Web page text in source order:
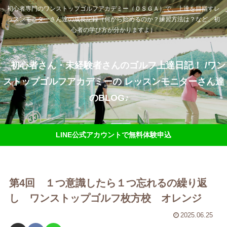
初心者専門のワンストップゴルフアカデミー（ＯＳＧＡ）で、上達を目指すレ
ッスンモニターさん達の成長記録（何から始めるのか？練習方法は？など、初
心者の学び方が分かりますよ）
初心者さん・未経験者さんのゴルフ上達日記！ /ワン
ストップゴルフアカデミーの レッスンモニターさん達
のBLOG♪
LINE公式アカウントで無料体験申込
第4回 １つ意識したら１つ忘れるの繰り返
し ワンストップゴルフ枚方校 オレンジ
2025.06.25